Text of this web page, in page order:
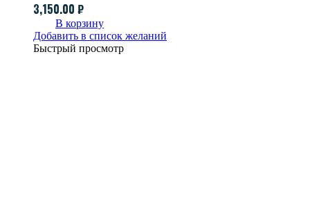
3,150.00 ₽
В корзину
Добавить в список желаний
Быстрый просмотр